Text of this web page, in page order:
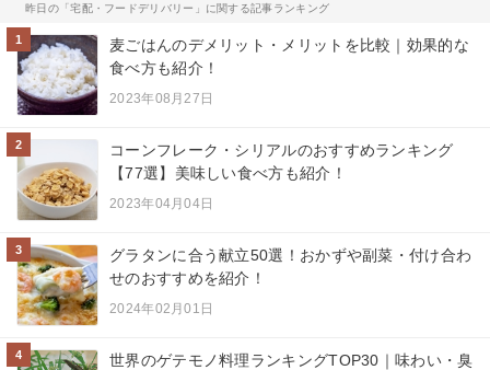
昨日の「宅配・フードデリバリー」に関する記事ランキング
1
麦ごはんのデメリット・メリットを比較｜効果的な
食べ方も紹介！
2023年08月27日
2
コーンフレーク・シリアルのおすすめランキング
【77選】美味しい食べ方も紹介！
2023年04月04日
3
グラタンに合う献立50選！おかずや副菜・付け合わ
せのおすすめを紹介！
2024年02月01日
4
世界のゲテモノ料理ランキングTOP30｜味わい・臭